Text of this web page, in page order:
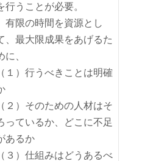
行うことが必要。
有限の時間を資源とし
、最大限成果をあげるた
に、
（１）行うべきことは明確
（２）そのための人材はそ
っているか、どこに不足
あるか
（３）仕組みはどうあるべ